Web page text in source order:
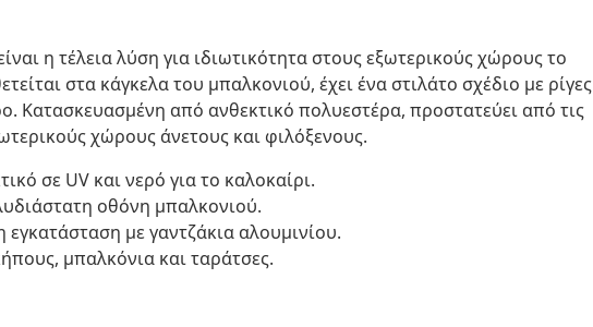
η τέλεια λύση για ιδιωτικότητα στους εξωτερικούς χώρους το
στα κάγκελα του μπαλκονιού, έχει ένα στιλάτο σχέδιο με ρίγες
Κατασκευασμένη από ανθεκτικό πολυεστέρα, προστατεύει από τις
χώρους άνετους και φιλόξενους.
σε UV και νερό για το καλοκαίρι.
οθόνη μπαλκονιού.
εγκατάσταση με γαντζάκια αλουμινίου.
μπαλκόνια και ταράτσες.